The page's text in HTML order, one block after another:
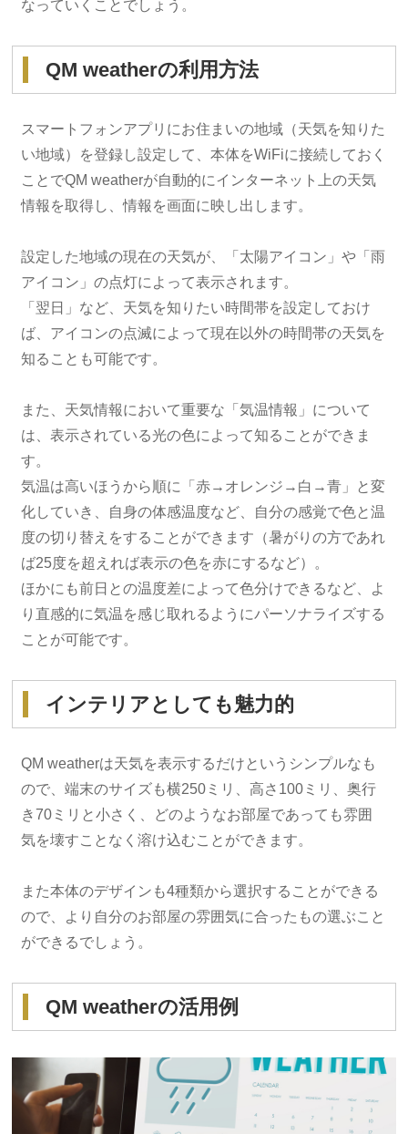
なっていくことでしょう。
QM weatherの利用方法
スマートフォンアプリにお住まいの地域（天気を知りた
い地域）を登録し設定して、本体をWiFiに接続しておく
ことでQM weatherが自動的にインターネット上の天気
情報を取得し、情報を画面に映し出します。
設定した地域の現在の天気が、「太陽アイコン」や「雨
アイコン」の点灯によって表示されます。
「翌日」など、天気を知りたい時間帯を設定しておけ
ば、アイコンの点滅によって現在以外の時間帯の天気を
知ることも可能です。
また、天気情報において重要な「気温情報」について
は、表示されている光の色によって知ることができま
す。
気温は高いほうから順に「赤→オレンジ→白→青」と変
化していき、自身の体感温度など、自分の感覚で色と温
度の切り替えをすることができます（暑がりの方であれ
ば25度を超えれば表示の色を赤にするなど）。
ほかにも前日との温度差によって色分けできるなど、よ
り直感的に気温を感じ取れるようにパーソナライズする
ことが可能です。
インテリアとしても魅力的
QM weatherは天気を表示するだけというシンプルなも
ので、端末のサイズも横250ミリ、高さ100ミリ、奥行
き70ミリと小さく、どのようなお部屋であっても雰囲
気を壊すことなく溶け込むことができます。
また本体のデザインも4種類から選択することができる
ので、より自分のお部屋の雰囲気に合ったもの選ぶこと
ができるでしょう。
QM weatherの活用例